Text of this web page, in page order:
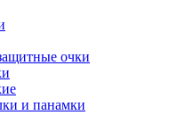
очки
и панамки